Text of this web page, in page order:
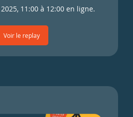
11:00 à 12:00 en ligne.
Voir le replay